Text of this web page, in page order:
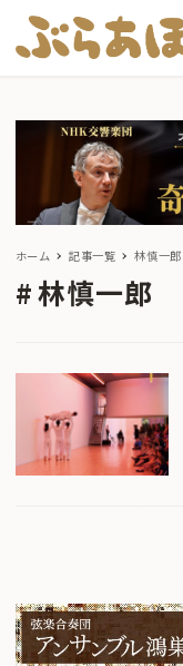
ホーム 記事一覧 林慎一郎
林慎一郎